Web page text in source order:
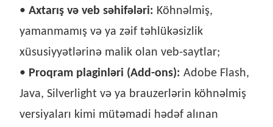
• Axtarış və veb səhifələri: Köhnəlmiş,
yamanmamış və ya zəif təhlükəsizlik
xüsusiyyətlərinə malik olan veb-saytlar;
• Proqram plaginləri (Add-ons): Adobe Flash,
Java, Silverlight və ya brauzerlərin köhnəlmiş
versiyaları kimi mütəmadi hədəf alınan